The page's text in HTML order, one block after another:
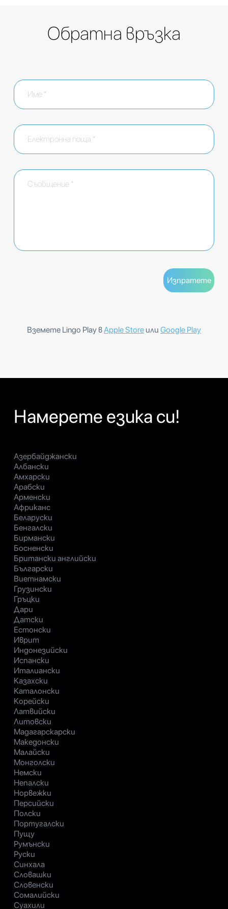
Обратна връзка
Вземете Lingo Play вApple Store или Google Play
Намерете езика си!
Азербайджански
Албански
Амхарски
Арабски
Арменски
Африканс
Беларуски
Бенгалски
Бирмански
Босненски
Британски английски
Български
Виетнамски
Грузински
Гръцки
Дари
Датски
Естонски
Иврит
Индонезийски
Испански
Италиански
Казахски
Каталонски
Корейски
Латвийски
Литовски
Мадагарскарски
Македонски
Малайски
Монголски
Немски
Непалски
Норвежки
Персийски
Полски
Португалски
Пущу
Румънски
Руски
Синхала
Словашки
Словенски
Сомалийски
Суахили